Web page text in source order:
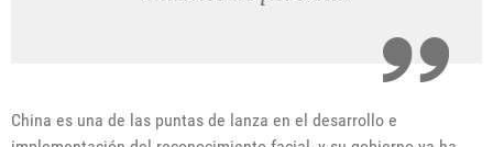
China es una de las puntas de lanza en el desarrollo e